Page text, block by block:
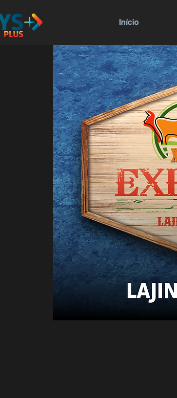
Início